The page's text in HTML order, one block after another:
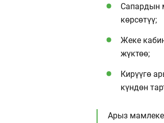
Сапардын
көрсөтүү;
Жеке
жүктөө;
Кирүүгө
күндөн
Арыз